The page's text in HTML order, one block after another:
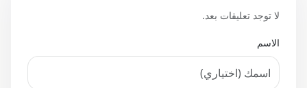
لا توجد تعليقات بعد.
الاسم